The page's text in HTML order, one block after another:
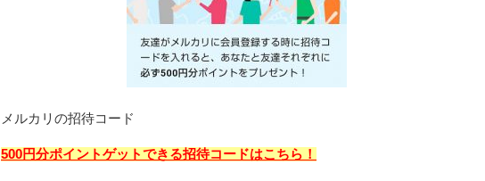
メルカリの招待コード
500円分ポイントゲットできる招待コードはこちら！